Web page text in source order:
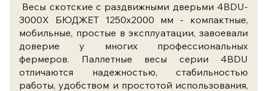
Весы скотские с раздвижными дверьми 4BDU-
3000X БЮДЖЕТ 1250х2000 мм - компактные,
мобильные, простые в эксплуатации, завоевали
доверие у многих профессиональных
фермеров. Паллетные весы серии 4BDU
отличаются надежностью, стабильностью
работы, удобством и простотой использования,